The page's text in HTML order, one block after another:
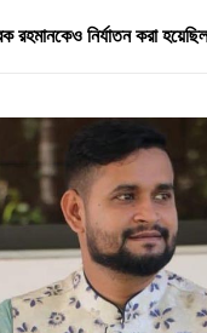
রহমানকেও নির্যাতন করা